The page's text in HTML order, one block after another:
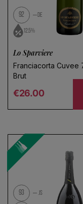
92 DE
12.5%
Lo Sparviere
Franciacorta Cuvee
Brut
Regular price
€26.00
93 JS